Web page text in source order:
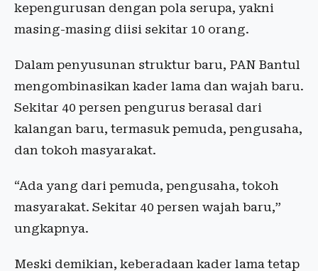
kepengurusan dengan pola serupa, yakni
masing-masing diisi sekitar 10 orang.
Dalam penyusunan struktur baru, PAN Bantul
mengombinasikan kader lama dan wajah baru.
Sekitar 40 persen pengurus berasal dari
kalangan baru, termasuk pemuda, pengusaha,
dan tokoh masyarakat.
“Ada yang dari pemuda, pengusaha, tokoh
masyarakat. Sekitar 40 persen wajah baru,”
ungkapnya.
Meski demikian, keberadaan kader lama tetap